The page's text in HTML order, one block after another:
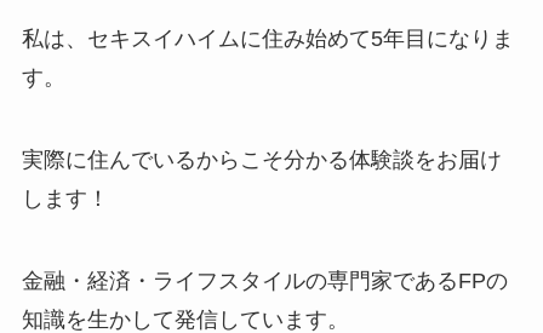
私は、 セキスイハイムに住み始めて5年目 になりま
す。
実際に住んでいるからこそ分かる体験談をお届け
します！
金融・経済・ライフスタイルの専門家であるFPの
知識を生かして発信しています。